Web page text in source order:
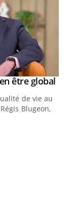
être global
de vie au
Blugeon,